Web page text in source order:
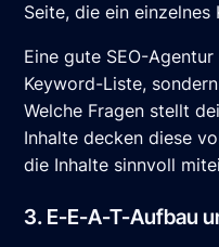
Seite, die ein
Eine gute SEO-
Keyword-Liste,
Welche Fragen stellt
Inhalte decken diese
die Inhalte sinnvoll
3. E-E-A-T-Aufbau